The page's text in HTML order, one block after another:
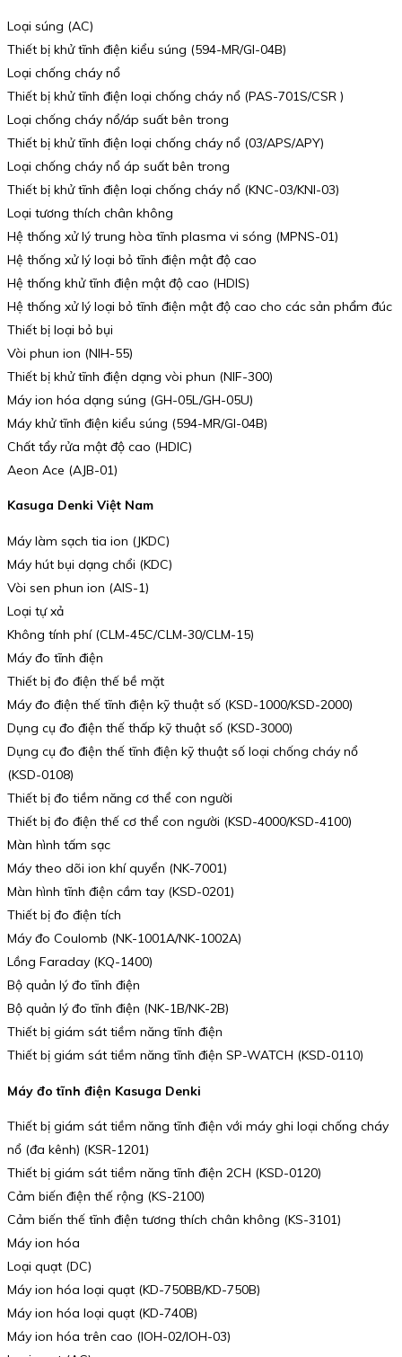
Loại súng (AC)
Thiết bị khử tĩnh điện kiểu súng (594-MR/GI-04B)
Loại chống cháy nổ
Thiết bị khử tĩnh điện loại chống cháy nổ (PAS-701S/CSR )
Loại chống cháy nổ/áp suất bên trong
Thiết bị khử tĩnh điện loại chống cháy nổ (03/APS/APY)
Loại chống cháy nổ áp suất bên trong
Thiết bị khử tĩnh điện loại chống cháy nổ (KNC-03/KNI-03)
Loại tương thích chân không
Hệ thống xử lý trung hòa tĩnh plasma vi sóng (MPNS-01)
Hệ thống xử lý loại bỏ tĩnh điện mật độ cao
Hệ thống khử tĩnh điện mật độ cao (HDIS)
Hệ thống xử lý loại bỏ tĩnh điện mật độ cao cho các sản phẩm đúc
Thiết bị loại bỏ bụi
Vòi phun ion (NIH-55)
Thiết bị khử tĩnh điện dạng vòi phun (NIF-300)
Máy ion hóa dạng súng (GH-05L/GH-05U)
Máy khử tĩnh điện kiểu súng (594-MR/GI-04B)
Chất tẩy rửa mật độ cao (HDIC)
Aeon Ace (AJB-01)
Kasuga Denki Việt Nam
Máy làm sạch tia ion (JKDC)
Máy hút bụi dạng chổi (KDC)
Vòi sen phun ion (AIS-1)
Loại tự xả
Không tính phí (CLM-45C/CLM-30/CLM-15)
Máy đo tĩnh điện
Thiết bị đo điện thế bề mặt
Máy đo điện thế tĩnh điện kỹ thuật số (KSD-1000/KSD-2000)
Dụng cụ đo điện thế thấp kỹ thuật số (KSD-3000)
Dụng cụ đo điện thế tĩnh điện kỹ thuật số loại chống cháy nổ
(KSD-0108)
Thiết bị đo tiềm năng cơ thể con người
Thiết bị đo điện thế cơ thể con người (KSD-4000/KSD-4100)
Màn hình tấm sạc
Máy theo dõi ion khí quyển (NK-7001)
Màn hình tĩnh điện cầm tay (KSD-0201)
Thiết bị đo điện tích
Máy đo Coulomb (NK-1001A/NK-1002A)
Lồng Faraday (KQ-1400)
Bộ quản lý đo tĩnh điện
Bộ quản lý đo tĩnh điện (NK-1B/NK-2B)
Thiết bị giám sát tiềm năng tĩnh điện
Thiết bị giám sát tiềm năng tĩnh điện SP-WATCH (KSD-0110)
Máy đo tĩnh điện Kasuga Denki
Thiết bị giám sát tiềm năng tĩnh điện với máy ghi loại chống cháy
nổ (đa kênh) (KSR-1201)
Thiết bị giám sát tiềm năng tĩnh điện 2CH (KSD-0120)
Cảm biến điện thế rộng (KS-2100)
Cảm biến thế tĩnh điện tương thích chân không (KS-3101)
Máy ion hóa
Loại quạt (DC)
Máy ion hóa loại quạt (KD-750BB/KD-750B)
Máy ion hóa loại quạt (KD-740B)
Máy ion hóa trên cao (IOH-02/IOH-03)